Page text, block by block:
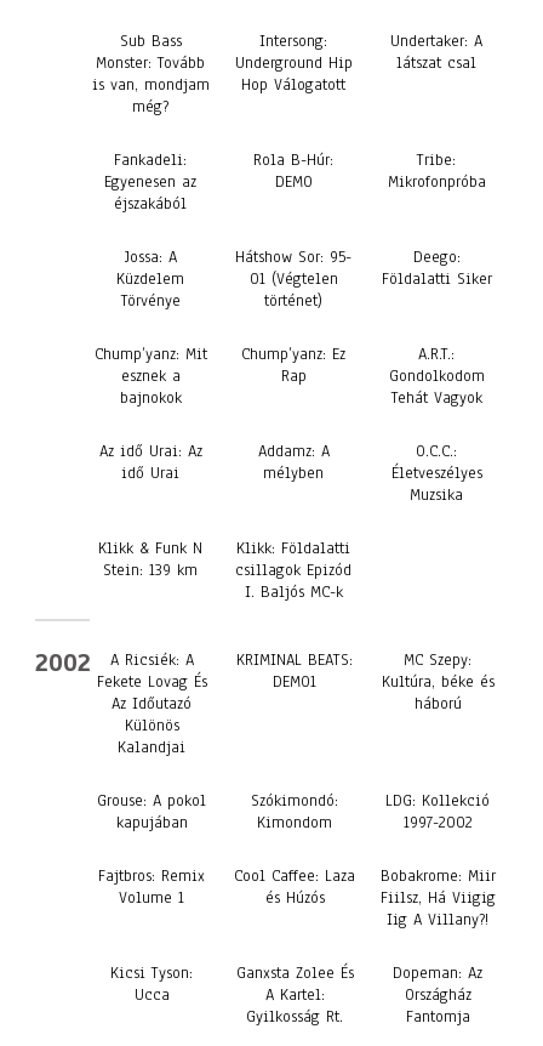
Sub Bass
Monster: Tovább
is van, mondjam
még?
Intersong:
Underground Hip
Hop Válogatott
Undertaker: A
látszat csal
Fankadeli:
Egyenesen az
éjszakából
Rola B-Húr:
DEMO
Tribe:
Mikrofonpróba
Jossa: A
Küzdelem
Törvénye
Hátshow Sor: 95-
01 (Végtelen
történet)
Deego:
Földalatti Siker
Chump’yanz: Mit
esznek a
bajnokok
Chump’yanz: Ez
Rap
A.R.T.:
Gondolkodom
Tehát Vagyok
Az idő Urai: Az
idő Urai
Addamz: A
mélyben
O.C.C.:
Életveszélyes
Muzsika
Klikk & Funk N
Stein: 139 km
Klikk: Földalatti
csillagok Epizód
I. Baljós MC-k
2002
A Ricsiék: A
Fekete Lovag És
Az Időutazó
Különös
Kalandjai
KRIMINAL BEATS:
DEMO1
MC Szepy:
Kultúra, béke és
háború
Grouse: A pokol
kapujában
Szókimondó:
Kimondom
LDG: Kollekció
1997-2002
Fajtbros: Remix
Volume 1
Cool Caffee: Laza
és Húzós
Bobakrome: Miir
Fiilsz, Há Viigig
Iig A Villany?!
Kicsi Tyson:
Ucca
Ganxsta Zolee És
A Kartel:
Gyilkosság Rt.
Dopeman: Az
Országház
Fantomja